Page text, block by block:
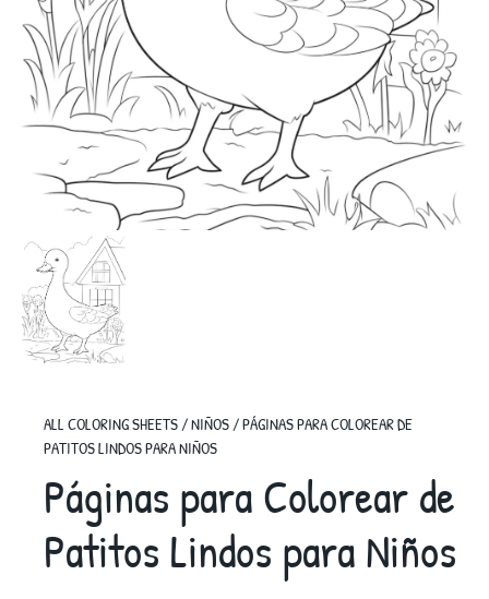
ALL COLORING SHEETS/NIÑOS/PÁGINAS PARA COLOREAR DE
PATITOS LINDOS PARA NIÑOS
Páginas para Colorear de
Patitos Lindos para Niños